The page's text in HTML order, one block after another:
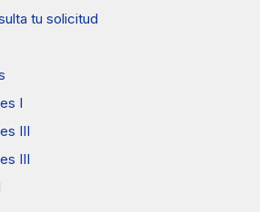
tu solicitud
I
III
III